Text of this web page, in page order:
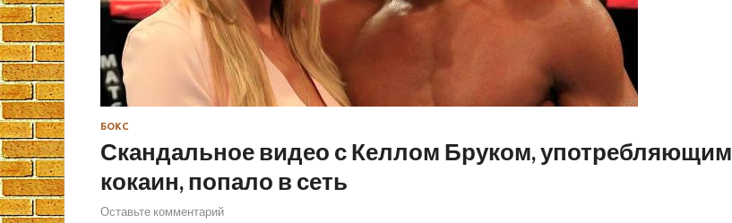
БОКС
Скандальное видео с Келлом Бруком, употребляющим
кокаин, попало в сеть
Оставьте комментарий